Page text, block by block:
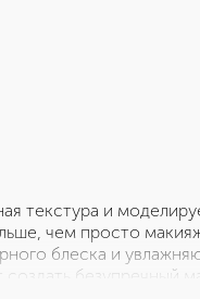
текстура и
чем просто
блеска и
создать безупречный